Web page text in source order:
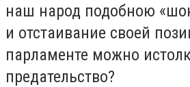
наш народ подобною
и отстаивание своей
парламенте можно
предательство?